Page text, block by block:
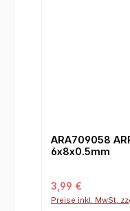
ARA709058
6x8x0.5mm
Regulärer Preis:
3,99 €
Preise inkl. MwSt.